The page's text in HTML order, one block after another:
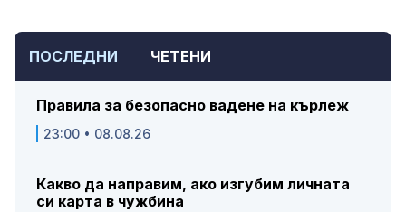
ПОСЛЕДНИ ЧЕТЕНИ
Правила за безопасно вадене на кърлеж
23:00 • 08.08.26
Какво да направим, ако изгубим личната
си карта в чужбина